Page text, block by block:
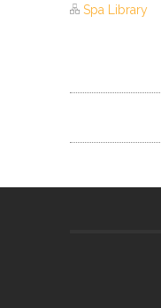
Spa Library